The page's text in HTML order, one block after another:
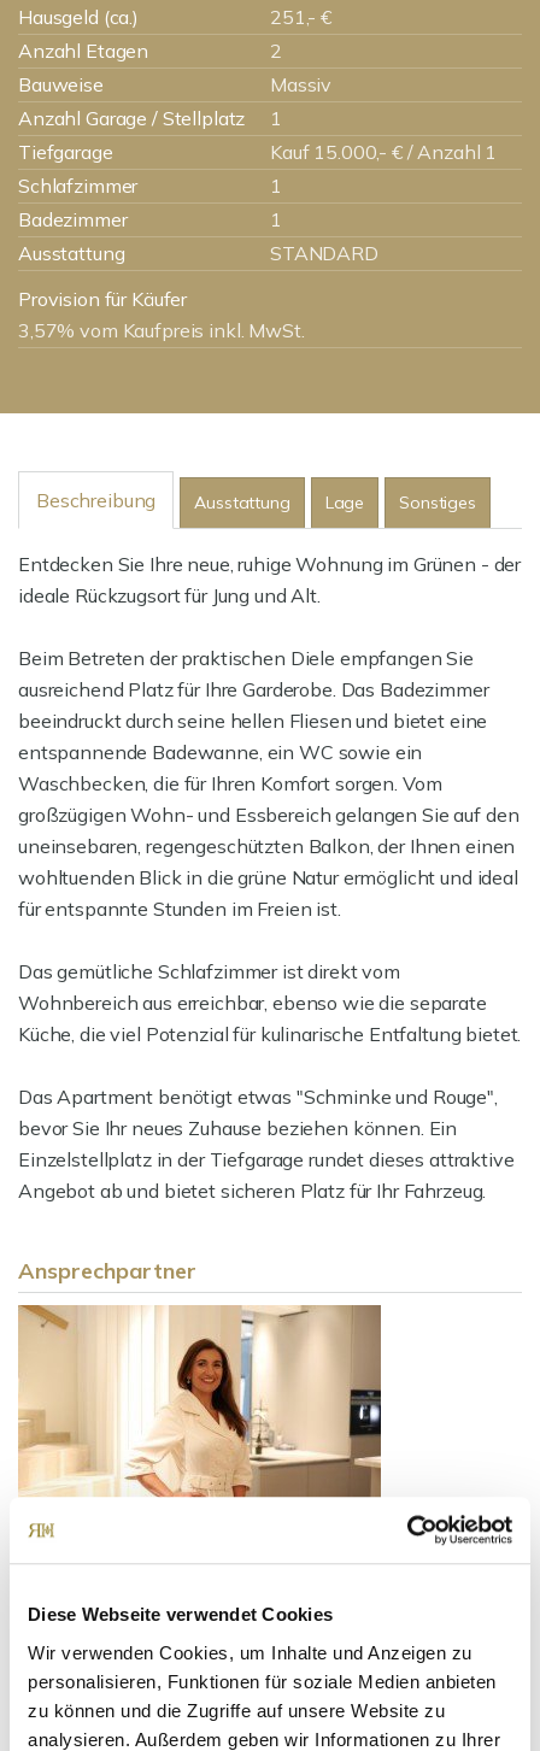
Diese Webseite verwendet Cookies
Wir verwenden Cookies, um Inhalte und Anzeigen zu
personalisieren, Funktionen für soziale Medien anbieten
zu können und die Zugriffe auf unsere Website zu
analysieren. Außerdem geben wir Informationen zu Ihrer
Hausgeld (ca.)
251,- €
Anzahl Etagen
2
Bauweise
Massiv
Anzahl Garage / Stellplatz
1
Tiefgarage
Kauf 15.000,- € / Anzahl 1
Schlafzimmer
1
Badezimmer
1
Ausstattung
STANDARD
Provision für Käufer
3,57% vom Kaufpreis inkl. MwSt.
Beschreibung Ausstattung Lage Sonstiges
Entdecken Sie Ihre neue, ruhige Wohnung im Grünen - der
ideale Rückzugsort für Jung und Alt.
Beim Betreten der praktischen Diele empfangen Sie
ausreichend Platz für Ihre Garderobe. Das Badezimmer
beeindruckt durch seine hellen Fliesen und bietet eine
entspannende Badewanne, ein WC sowie ein
Waschbecken, die für Ihren Komfort sorgen. Vom
großzügigen Wohn- und Essbereich gelangen Sie auf den
uneinsebaren, regengeschützten Balkon, der Ihnen einen
wohltuenden Blick in die grüne Natur ermöglicht und ideal
für entspannte Stunden im Freien ist.
Das gemütliche Schlafzimmer ist direkt vom
Wohnbereich aus erreichbar, ebenso wie die separate
Küche, die viel Potenzial für kulinarische Entfaltung bietet.
Das Apartment benötigt etwas "Schminke und Rouge",
bevor Sie Ihr neues Zuhause beziehen können. Ein
Einzelstellplatz in der Tiefgarage rundet dieses attraktive
Angebot ab und bietet sicheren Platz für Ihr Fahrzeug.
Ansprechpartner
Telefon: +49 89 90932007
Telefax: +49 89 90932011
Mobil: +49 160 97326123
ritter@ritterherz.de
Freue mich auf Sie!